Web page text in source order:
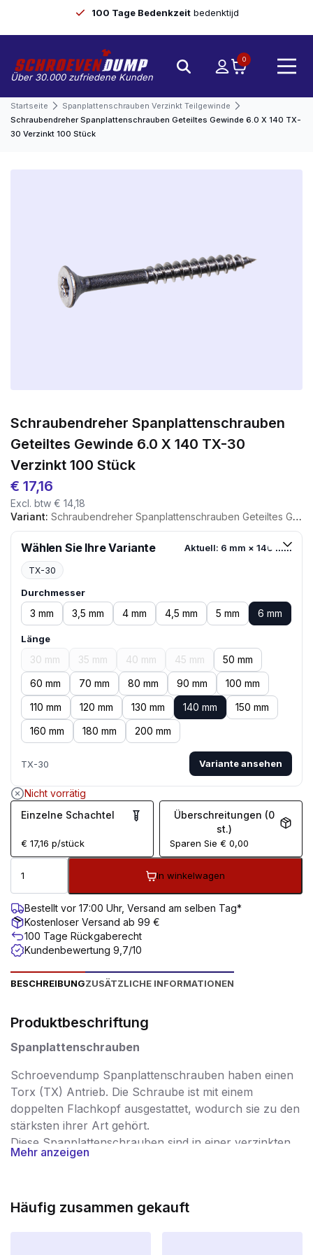
100 Tage Bedenkzeitbedenktijd
Über 30.000 zufriedene Kunden
0
Startseite
Spanplattenschrauben Verzinkt Teilgewinde
Schraubendreher Spanplattenschrauben Geteiltes Gewinde 6.0 X 140 TX-
30 Verzinkt 100 Stück
Schraubendreher Spanplattenschrauben
Geteiltes Gewinde 6.0 X 140 TX-30
Verzinkt 100 Stück
€ 17,16
Excl. btw € 14,18
Variant: Schraubendreher Spanplattenschrauben Geteiltes Gewinde 6.0 X 140 TX-30 Verzinkt 100 Stück
Wählen Sie Ihre Variante Aktuell: 6 mm × 140 mm
TX-30
Durchmesser
3 mm 3,5 mm 4 mm 4,5 mm 5 mm 6 mm
Länge
30 mm 35 mm 40 mm 45 mm
50 mm
60 mm
70 mm 80 mm 90 mm
100 mm
110 mm
120 mm 130 mm 140 mm
150 mm
160 mm
180 mm 200 mm
TX-30 Variante ansehen
Nicht vorrätig
Einzelne Schachtel
€ 17,16 p/stück
Überschreitungen (0
st.)
Sparen Sie€ 0,00
In winkelwagen
Bestellt vor 17:00 Uhr, Versand am selben Tag*
Kostenloser Versand ab 99 €
100 Tage Rückgaberecht
Kundenbewertung 9,7/10
BESCHREIBUNGZUSÄTZLICHE INFORMATIONEN
Produktbeschriftung
Spanplattenschrauben
Schroevendump Spanplattenschrauben haben einen
Torx (TX) Antrieb. Die Schraube ist mit einem
doppelten Flachkopf ausgestattet, wodurch sie zu den
stärksten ihrer Art gehört.
Diese Spanplattenschrauben sind in einer verzinkten
Ausführung erhältlich.
Palette von Anwendungen eingesetzt und garantieren
Mehr anzeigen
Häufig zusammen gekauft